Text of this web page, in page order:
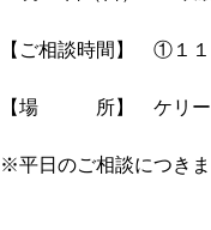
【ご相談時間】 ①
【場 所】 ケリーウ
※平日のご相談につき